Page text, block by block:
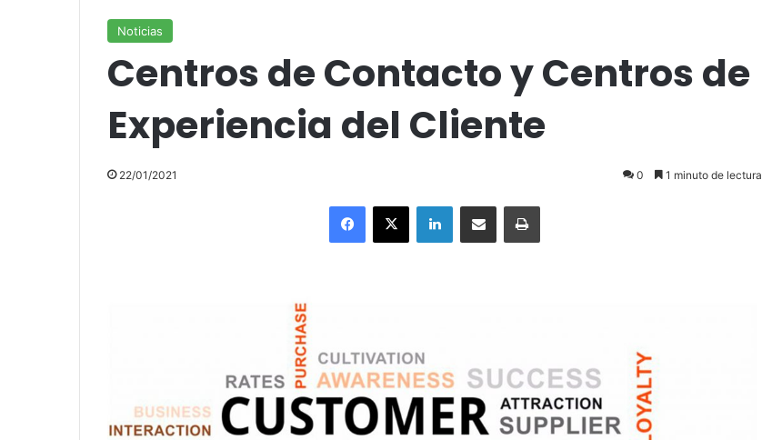
Noticias
Centros de Contacto y Centros de
Experiencia del Cliente
22/01/2021 0 1 minuto de lectura
Facebook
X LinkedInCompartir por correo electrónicoImprimir